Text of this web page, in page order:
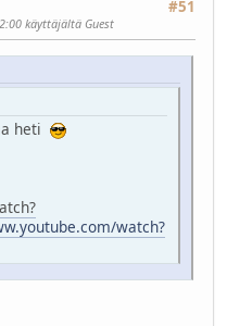
#51
käyttäjältä Guest
heti
watch?